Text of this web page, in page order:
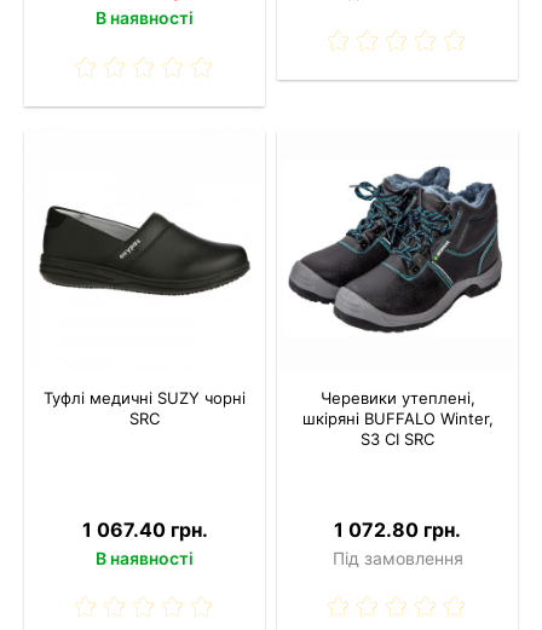
В наявності
Туфлі медичні SUZY чорні
SRC
1 067.40 грн.
В наявності
Черевики утеплені,
шкіряні BUFFALO Winter,
S3 CI SRC
1 072.80 грн.
Під замовлення